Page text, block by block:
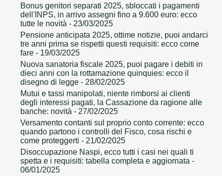
Bonus genitori separati 2025, sbloccati i pagamenti
dell'INPS, in arrivo assegni fino a 9.600 euro: ecco
tutte le novità - 23/03/2025
Pensione anticipata 2025, ottime notizie, puoi andarci
tre anni prima se rispetti questi requisiti: ecco come
fare - 19/03/2025
Nuova sanatoria fiscale 2025, puoi pagare i debiti in
dieci anni con la rottamazione quinquies: ecco il
disegno di legge - 28/02/2025
Mutui e tassi manipolati, niente rimborsi ai clienti
degli interessi pagati, la Cassazione da ragione alle
banche: novità - 27/02/2025
Versamento contanti sul proprio conto corrente: ecco
quando partono i controlli del Fisco, cosa rischi e
come proteggerti - 21/02/2025
Disoccupazione Naspi, ecco tutti i casi nei quali ti
spetta e i requisiti: tabella completa e aggiornata -
06/01/2025